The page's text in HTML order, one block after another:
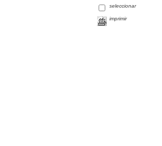
seleccionar
imprimir